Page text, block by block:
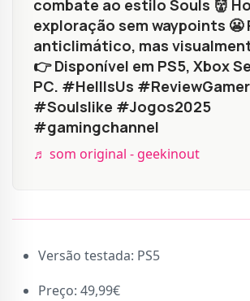
combate ao estilo Souls 👹
exploração sem waypoints 😬
anticlimático, mas
👉 Disponível em PS5, Xbox
PC. #HellIsUs #ReviewGamer
#Soulslike #Jogos2025
#gamingchannel
♬ som original - geekinout
Versão testada: PS5
Preço: 49,99€